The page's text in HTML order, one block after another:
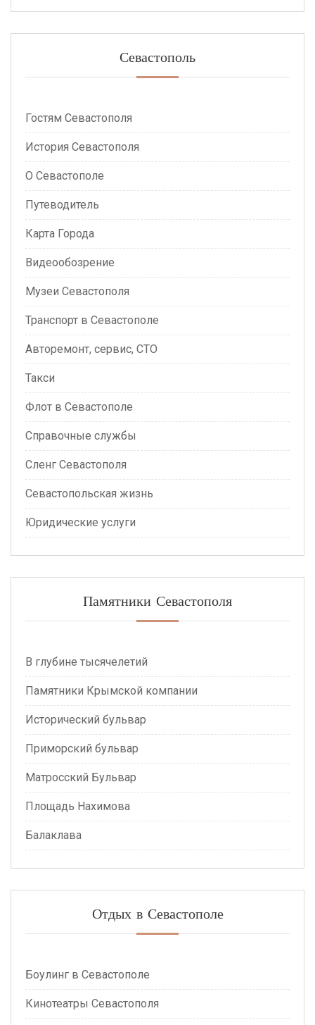
Севастополь
Гостям Севастополя
История Севастополя
О Севастополе
Путеводитель
Карта Города
Видеообозрение
Музеи Севастополя
Транспорт в Севастополе
Авторемонт, сервис, СТО
Такси
Флот в Севастополе
Справочные службы
Сленг Севастополя
Севастопольская жизнь
Юридические услуги
Памятники Севастополя
В глубине тысячелетий
Памятники Крымской компании
Исторический бульвар
Приморский бульвар
Матросский Бульвар
Площадь Нахимова
Балаклава
Отдых в Севастополе
Боулинг в Севастополе
Кинотеатры Севастополя